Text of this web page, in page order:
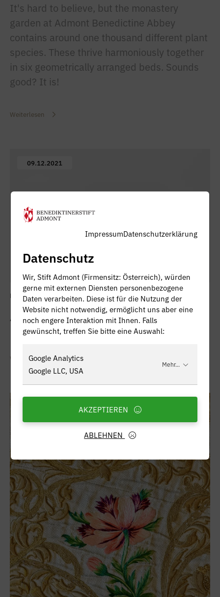
It's hard to believe, but the monastery
garden at Admont Benedictine Abbey
contains around one thousand different plant
species. These thrive harmoniously together
in six geometrically arranged beds. Sounds
good? It is!
Weiterlesen
09.12.2021
HISTORY MONASTERY KNOWLEDGE
Admonter Marzizoni
Weiterlesen
ImpressumDatenschutzerklärung
Datenschutz
Wir, Stift Admont (Firmensitz: Österreich), würden
gerne mit externen Diensten personenbezogene
Daten verarbeiten. Diese ist für die Nutzung der
Website nicht notwendig, ermöglicht uns aber eine
noch engere Interaktion mit Ihnen. Falls
gewünscht, treffen Sie bitte eine Auswahl:
Google Analytics
Google LLC, USA
Mehr...
ABLEHNEN
AKZEPTIEREN